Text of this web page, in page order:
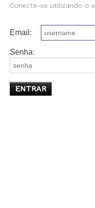
Conecte-se utilizando o
Email:
Senha: